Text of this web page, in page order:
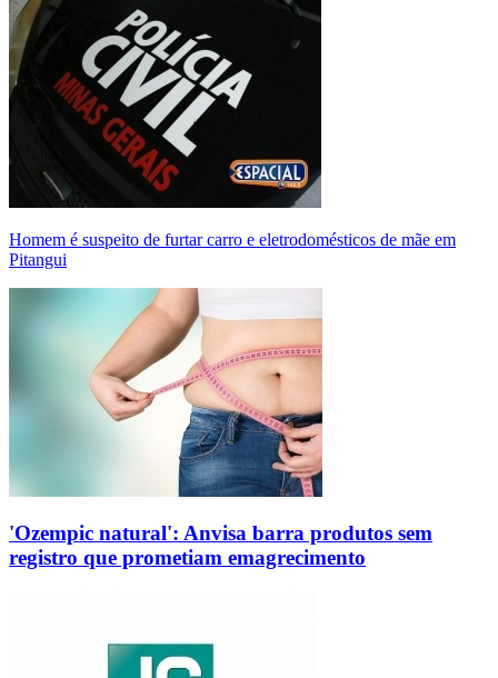
Homem é suspeito de furtar carro e eletrodomésticos de mãe em
Pitangui
'Ozempic natural': Anvisa barra produtos sem
registro que prometiam emagrecimento